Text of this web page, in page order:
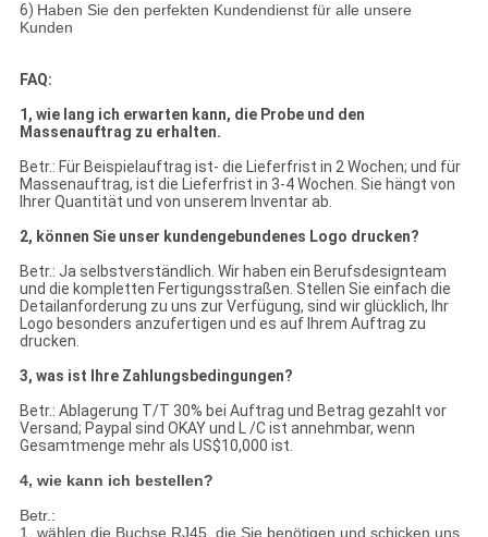
6) Haben Sie den perfekten Kundendienst für alle unsere
Kunden
FAQ:
1, wie lang ich erwarten kann, die Probe und den
Massenauftrag zu erhalten.
Betr.: Für Beispielauftrag ist- die Lieferfrist in 2 Wochen; und für
Massenauftrag, ist die Lieferfrist in 3-4 Wochen. Sie hängt von
Ihrer Quantität und von unserem Inventar ab.
2, können Sie unser kundengebundenes Logo drucken?
Betr.: Ja selbstverständlich. Wir haben ein Berufsdesignteam
und die kompletten Fertigungsstraßen. Stellen Sie einfach die
Detailanforderung zu uns zur Verfügung, sind wir glücklich, Ihr
Logo besonders anzufertigen und es auf Ihrem Auftrag zu
drucken.
3, was ist Ihre Zahlungsbedingungen?
Betr.: Ablagerung T/T 30% bei Auftrag und Betrag gezahlt vor
Versand; Paypal sind OKAY und L /C ist annehmbar, wenn
Gesamtmenge mehr als US$10,000 ist.
4, wie kann ich bestellen?
Betr.:
1, wählen die Buchse RJ45, die Sie benötigen und schicken uns